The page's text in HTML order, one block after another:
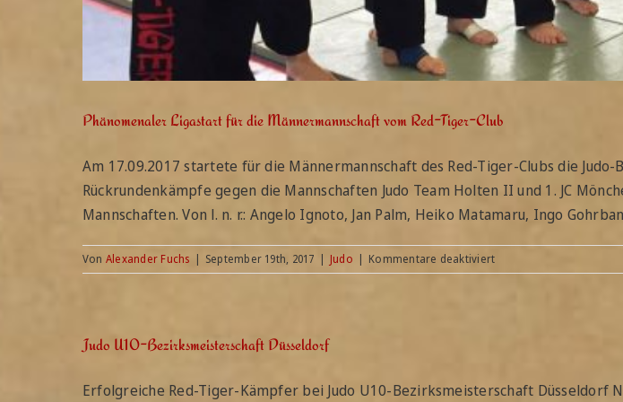
Phänomenaler Ligastart für die Männermannschaft vom Red-Tiger-Club
Am 17.09.2017 startete für die Männermannschaft des Red-Tiger-Clubs die
Rückrundenkämpfe gegen die Mannschaften Judo Team Holten II und 1. JC
Mannschaften. Von l. n. r.: Angelo Ignoto, Jan Palm, Heiko Matamaru, Ingo
Von Alexander Fuchs | September 19th, 2017 | Judo | Kommentare deaktiviertfür
Phänomenaler
Red-
Judo U10-Bezirksmeisterschaft Düsseldorf
Erfolgreiche Red-Tiger-Kämpfer bei Judo U10-Bezirksmeisterschaft Düsseldorf